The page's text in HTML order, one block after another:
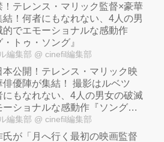
！テレンス・マリック監督×豪華
結！何者にもなれない、4人の男
的でエモーショナルな感動作
・トゥ・ソング』
編集部 @ cinefil編集部
本公開！テレンス・マリック映
俳優陣が集結！ 撮影はルベツ
にもなれない、4人の男女の破滅
ーショナルな感動作『ソング・
ング』
編集部 @ cinefil編集部
氏が「月へ行く最初の映画監督